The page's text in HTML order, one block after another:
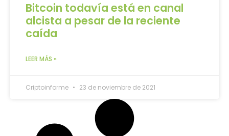
Bitcoin todavía está en canal
alcista a pesar de la reciente
caída
LEER MÁS »
Criptoinforme 23 de noviembre de 2021